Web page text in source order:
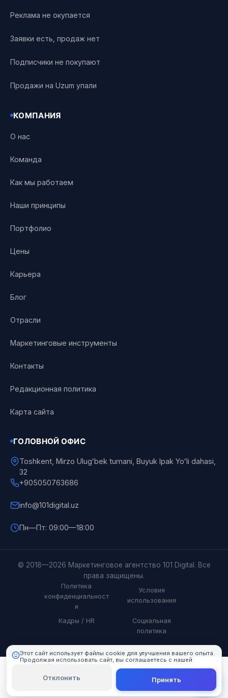
Реклама не окупается
Заявки есть, продаж нет
Подписчики не покупают
Продажи на Uzum упали
КОМПАНИЯ
О нас
Команда
Как мы работаем
Наши принципы
Портфолио
Цены
Карьера
Блог
Отрасли
Маркетинговые инструменты
Контакты
Редакционная политика
Карта сайта
ГОЛОВНОЙ ОФИС
Toshkent, Mirzo Ulugʻbek tumani, Buyuk Ipak Yoʻli dahasi,
32
+905050763686
info@101digital.uz
Пн—Пт: 09:00—18:00
© 2018—2026 Маркетинговое агентство 101 Digital. Все
права защищены.
Политика
конфиденциальност
и
Условия
использования
Кадры / HR
Социальная
политика
Этот сайт использует файлы cookie для улучшения вашего опыта.
Продолжая использовать сайт, вы соглашаетесь с нашей
политикой cookie.
Отклонить Принять
101 Digital